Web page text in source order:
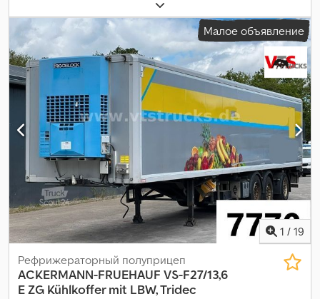
общая ширина:2 500 мм, общая высота:4 000 мм,
Малое объявление
1 / 19
Рефрижераторный полуприцеп
ACKERMANN-FRUEHAUF VS-F27/13,6
E ZG Kühlkoffer mit LBW, Tridec